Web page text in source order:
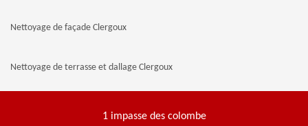
Nettoyage de façade Clergoux
Nettoyage de terrasse et dallage Clergoux
1 impasse des colombe